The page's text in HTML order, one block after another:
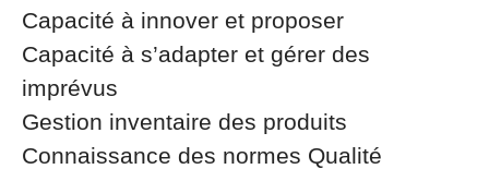
Capacité à innover et proposer
Capacité à s’adapter et gérer des
imprévus
Gestion inventaire des produits
Connaissance des normes Qualité